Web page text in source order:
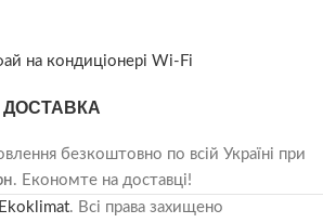
на кондиціонері Wi-Fi
безкоштовно по всій Україні при
. Економте на доставці!
Ekoklimat. Всі права захищено